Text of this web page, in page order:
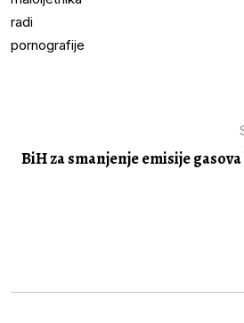
BiH za smanjenje emisije